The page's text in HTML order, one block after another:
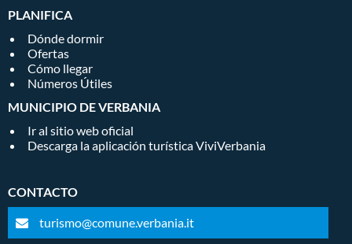
PLANIFICA
Dónde dormir
Ofertas
Cómo llegar
Números Útiles
MUNICIPIO DE VERBANIA
Ir al sitio web oficial
Descarga la aplicación turística ViviVerbania
CONTACTO
turismo@comune.verbania.it